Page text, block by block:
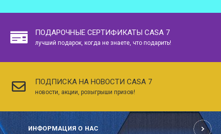
ПОДАРОЧНЫЕ СЕРТИФИКАТЫ CASA 7
лучший подарок, когда не знаете, что подарить!
ПОДПИСКА НА НОВОСТИ CASA 7
новости, акции, розыгрыши призов!
ИНФОРМАЦИЯ О НАС